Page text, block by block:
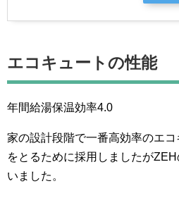
エコキュートの性能
年間給湯保温効率4.0
家の設計段階で一番高効率のエ
をとるために採用しましたが
いました。